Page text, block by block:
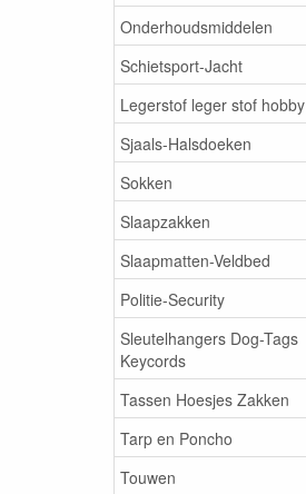
Onderhoudsmiddelen
Schietsport-Jacht
Legerstof leger stof hobby
Sjaals-Halsdoeken
Sokken
Slaapzakken
Slaapmatten-Veldbed
Politie-Security
Sleutelhangers Dog-Tags
Keycords
Tassen Hoesjes Zakken
Tarp en Poncho
Touwen